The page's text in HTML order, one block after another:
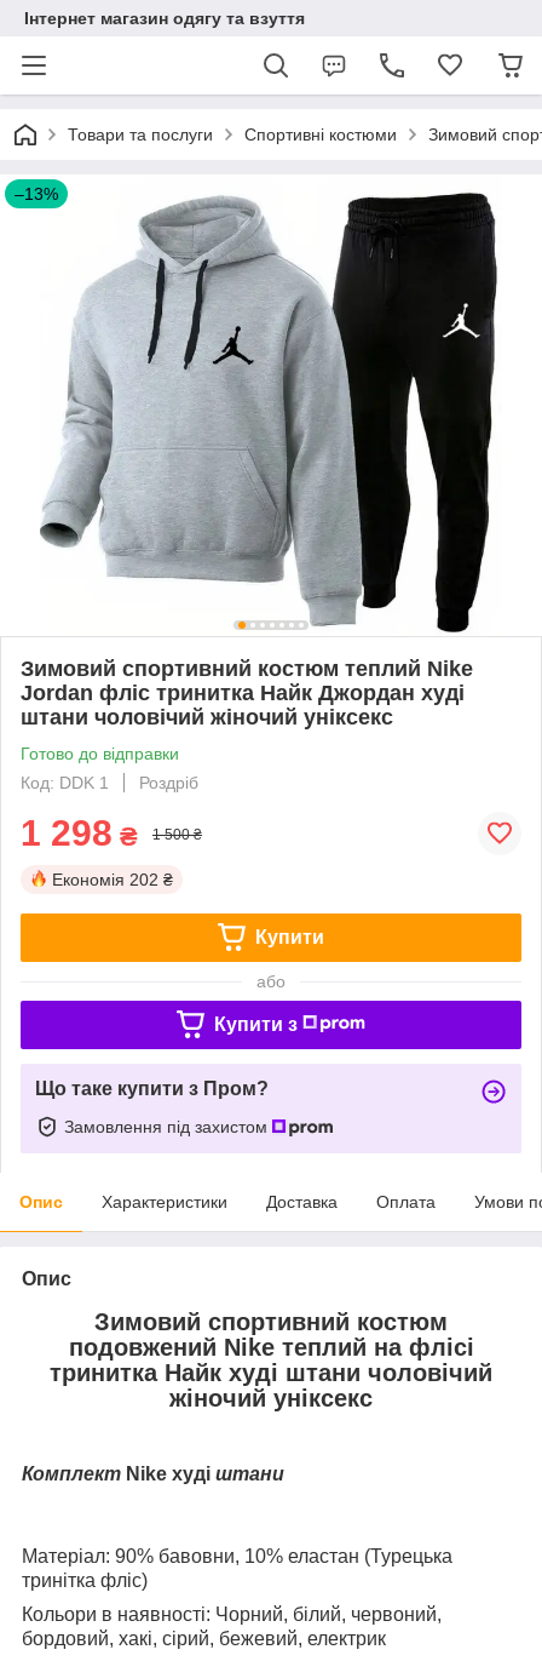
Інтернет магазин одягу та взуття
Товари та послуги Спортивні костюми Зимовий
–13%
Зимовий спортивний костюм теплий Nike
Jordan фліс тринитка Найк Джордан худі
штани чоловічий жіночий уніксекс
Готово до відправки
Код: DDK 1
Роздріб
1 298 ₴ 1 500 ₴
Економія 202 ₴
Купити
або
Купити з
Що таке купити з Пром?
Замовлення під захистом
Опис Характеристики Доставка Оплата Умови
Опис
Зимовий спортивний костюм
подовжений Nike теплий на флісі
тринитка Найк худі штани чоловічий
жіночий уніксекс
Комплект Nike худі штани
Матеріал: 90% бавовни, 10% еластан (Турецька
тринітка фліс)
Кольори в наявності: Чорний, білий, червоний,
бордовий, хакі, сірий, бежевий, електрик